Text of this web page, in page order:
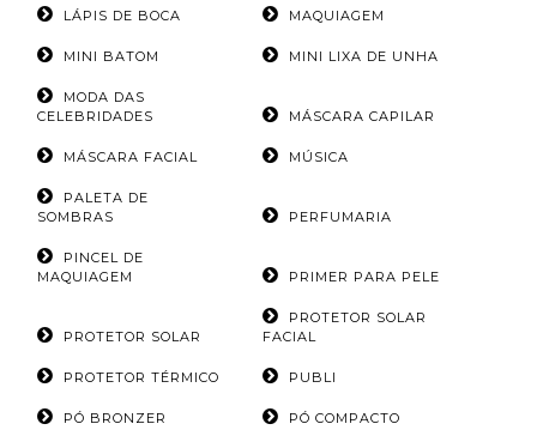
LÁPIS DE BOCA MAQUIAGEM
MINI BATOM MINI LIXA DE UNHA
MODA DAS
CELEBRIDADES
MÁSCARA CAPILAR
MÁSCARA FACIAL MÚSICA
PALETA DE
SOMBRAS
PERFUMARIA
PINCEL DE
MAQUIAGEM
PRIMER PARA PELE
PROTETOR SOLAR
PROTETOR SOLAR
FACIAL
PROTETOR TÉRMICO PUBLI
PÓ BRONZER PÓ COMPACTO